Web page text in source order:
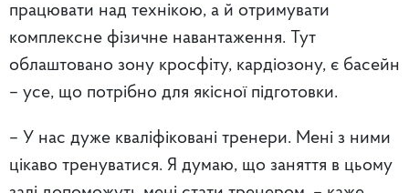
працювати над технікою, а й отримувати
комплексне фізичне навантаження. Тут
облаштовано зону кросфіту, кардіозону, є басейн
– усе, що потрібно для якісної підготовки.
– У нас дуже кваліфіковані тренери. Мені з ними
цікаво тренуватися. Я думаю, що заняття в цьому